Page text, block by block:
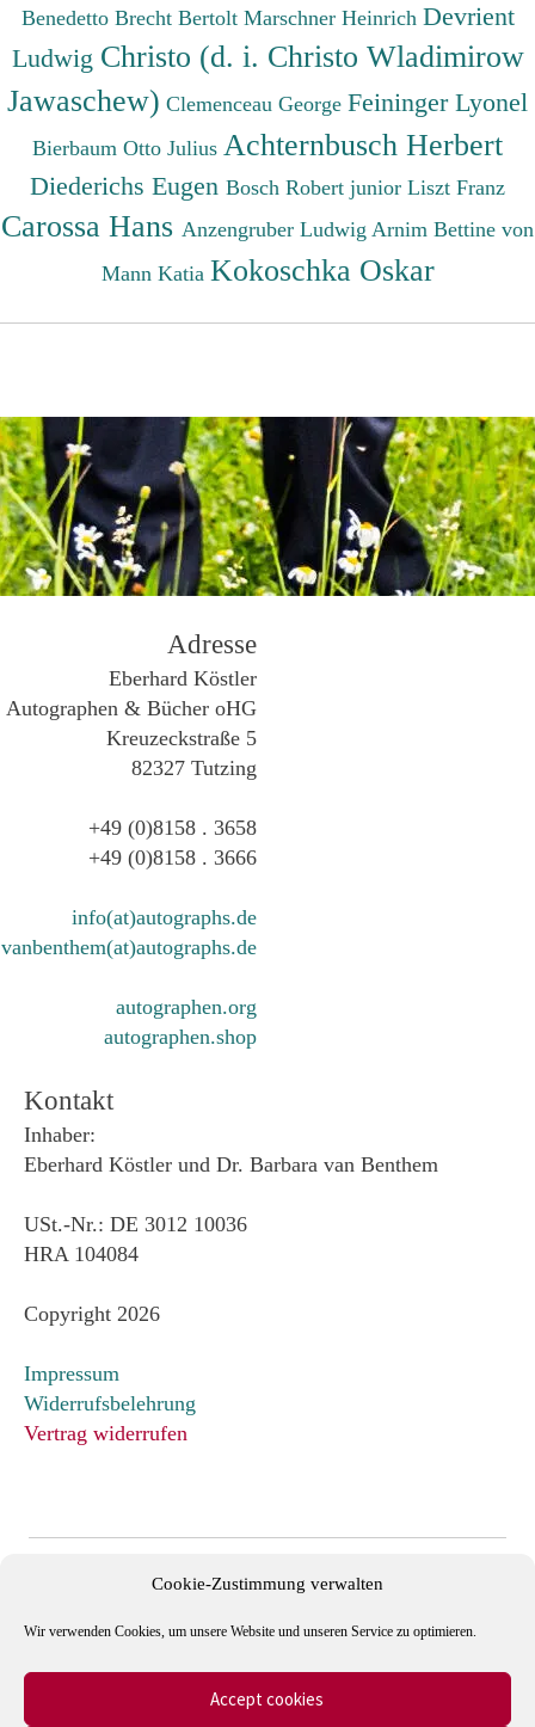
Cookie-Zustimmung verwalten
Wir verwenden Cookies, um unsere Website und unseren Service zu optimieren.
Accept cookies
Benedetto Brecht Bertolt Marschner Heinrich Devrient
Ludwig Christo (d. i. Christo Wladimirow
Jawaschew) Clemenceau George Feininger Lyonel
Bierbaum Otto Julius Achternbusch Herbert
Diederichs Eugen Bosch Robert junior Liszt Franz
Carossa Hans Anzengruber Ludwig Arnim Bettine von
Mann Katia Kokoschka Oskar
Adresse
Eberhard Köstler
Autographen & Bücher oHG
Kreuzeckstraße 5
82327 Tutzing
+49 (0)8158 . 3658
+49 (0)8158 . 3666
info(at)autographs.de
vanbenthem(at)autographs.de
autographen.org
autographen.shop
Kontakt
Inhaber:
Eberhard Köstler und Dr. Barbara van Benthem
USt.-Nr.: DE 3012 10036
HRA 104084
Copyright 2026
Impressum
Widerrufsbelehrung
Vertrag widerrufen